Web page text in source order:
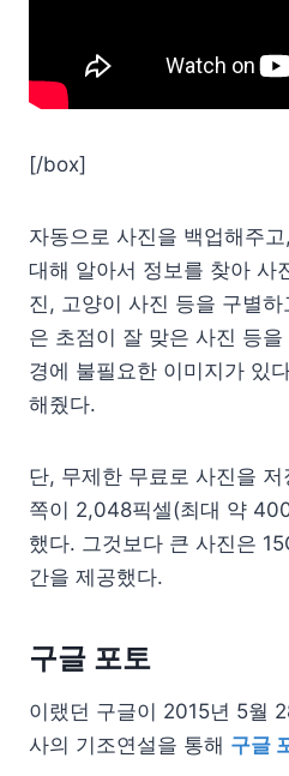
[/box]
자동으로 사진을 백업해주
대해 알아서 정보를 찾아 사
진, 고양이 사진 등을 구별
은 초점이 잘 맞은 사진 등
경에 불필요한 이미지가 있
해줬다.
단, 무제한 무료로 사진을
쪽이 2,048픽셀(최대 약
했다. 그것보다 큰 사진은
간을 제공했다.
구글 포토
이랬던 구글이 2015년 5월
사의 기조연설을 통해 구글